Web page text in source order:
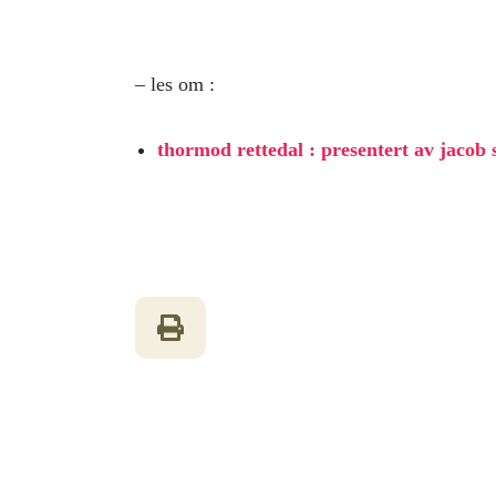
– les om :
thormod rettedal : presentert av jacob